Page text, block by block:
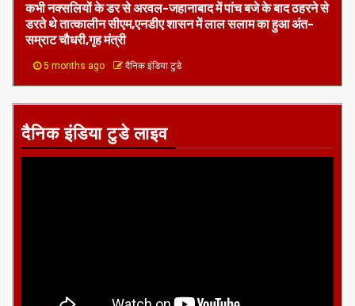
कभी नक्सलियों के डर से अरवल-जहानाबाद में पांच बजे के बाद ठहरने से
डरते थे तात्कालीन सीएम,एनडीए शासन में लाल सलाम का हुआ अंत-
सम्राट चौधरी,गृह मंत्री
5 months ago दैनिक इंडिया टुडे
दैनिक इंडिया टुडे लाइव